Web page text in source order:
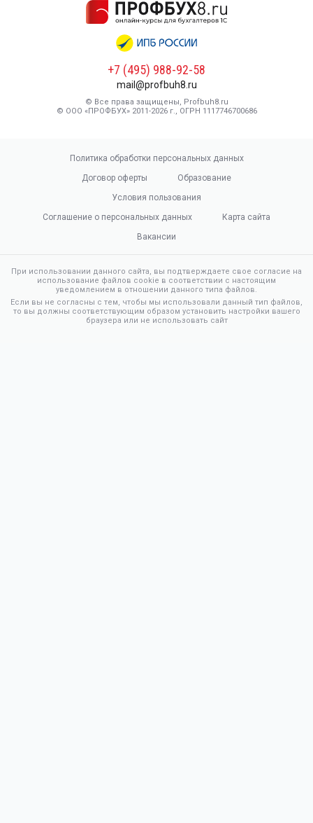
+7 (495) 988-92-58
mail@profbuh8.ru
© Все права защищены, Profbuh8.ru
© ООО «ПРОФБУХ» 2011-2026 г., ОГРН 1117746700686
Политика обработки персональных данных
Договор оферты
Образование
Условия пользования
Соглашение о персональных данных
Карта сайта
Вакансии
При использовании данного сайта, вы подтверждаете свое согласие на
использование файлов cookie в соответствии с настоящим
уведомлением в отношении данного типа файлов.
Если вы не согласны с тем, чтобы мы использовали данный тип файлов,
то вы должны соответствующим образом установить настройки вашего
браузера или не использовать сайт